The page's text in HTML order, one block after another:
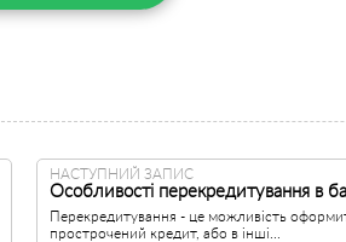
НАСТУПНИЙ ЗАПИС
Особливості перекредитування в
Перекредитування - це можливість
прострочений кредит, або в інші...